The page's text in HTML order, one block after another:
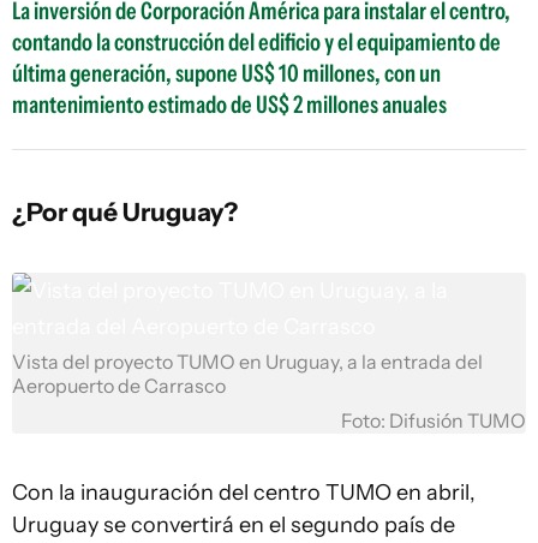
La inversión de Corporación América para instalar el centro,
contando la construcción del edificio y el equipamiento de
última generación, supone US$ 10 millones, con un
mantenimiento estimado de US$ 2 millones anuales
¿Por qué Uruguay?
Vista del proyecto TUMO en Uruguay, a la entrada del
Aeropuerto de Carrasco
Foto: Difusión TUMO
Con la inauguración del centro TUMO en abril,
Uruguay se convertirá en el segundo país de